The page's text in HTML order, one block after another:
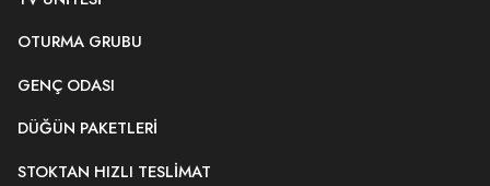
OTURMA GRUBU
GENÇ ODASI
DÜĞÜN PAKETLERI
STOKTAN HIZLI TESLIMAT